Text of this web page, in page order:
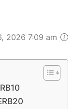
2026 7:09 am